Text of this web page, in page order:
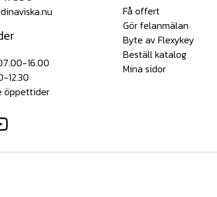
16.00
12.30
öppettider
Få offert
Gör felanmälan
Byte av Flexykey
Beställ katalog
Mina sidor